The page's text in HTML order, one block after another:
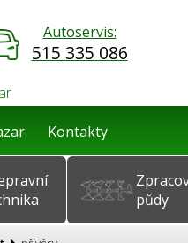
Autoservis:
515 335 086
Kontakty
půdy